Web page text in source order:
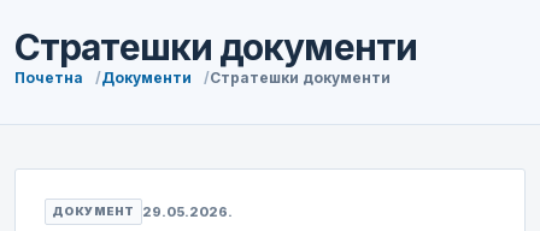
Стратешки документи
Почетна Документи Стратешки документи
ДОКУМЕНТ 29.05.2026.